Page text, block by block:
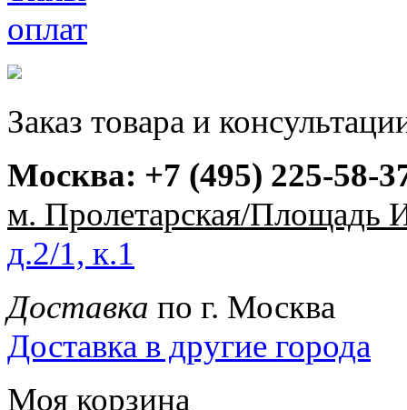
Заказ товара и
Москва: +7 (495) 225-58-
м. Пролетарская/Площадь
д.2/1, к.1
Доставка по г. Москва
Доставка в другие города
Моя корзина